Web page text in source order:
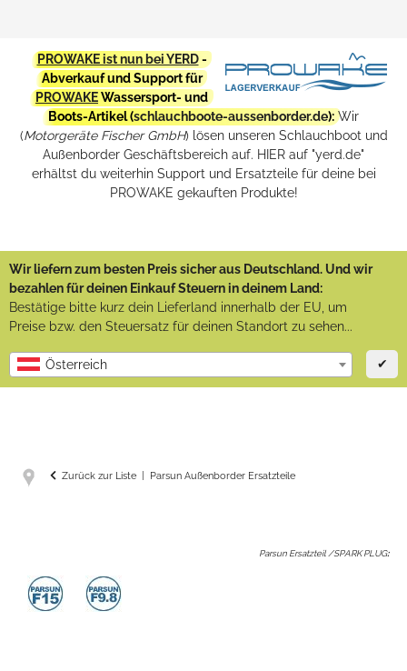
PROWAKE ist nun bei YERD-
Abverkauf und Support für
PROWAKEWassersport- und
Boots-Artikel (schlauchboote-aussenborder.de): Wir
(Motorgeräte Fischer GmbH) lösen unseren Schlauchboot und
Außenborder Geschäftsbereich auf. HIER auf "yerd.de"
erhältst du weiterhin Support und Ersatzteile für deine bei
PROWAKE gekauften Produkte!
Wir liefern zum besten Preis sicher aus Deutschland. Und wir
bezahlen für deinen Einkauf Steuern in deinem Land:
Bestätige bitte kurz dein Lieferland innerhalb der EU, um
Preise bzw. den Steuersatz für deinen Standort zu sehen...
Österreich ✔
Zurück zur Liste Parsun Außenborder Ersatzteile
Parsun Ersatzteil /SPARK PLUG: